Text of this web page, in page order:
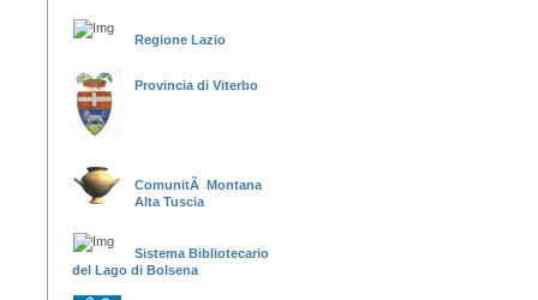
Regione Lazio
Provincia di Viterbo
ComunitÃ Montana
Alta Tuscia
Sistema Bibliotecario
del Lago di Bolsena